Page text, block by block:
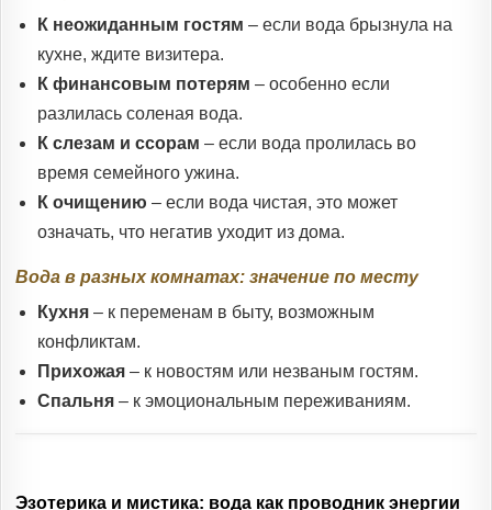
К неожиданным гостям – если вода брызнула на
кухне, ждите визитера.
К финансовым потерям – особенно если
разлилась соленая вода.
К слезам и ссорам – если вода пролилась во
время семейного ужина.
К очищению – если вода чистая, это может
означать, что негатив уходит из дома.
Вода в разных комнатах: значение по месту
Кухня – к переменам в быту, возможным
конфликтам.
Прихожая – к новостям или незваным гостям.
Спальня – к эмоциональным переживаниям.
Эзотерика и мистика: вода как проводник энергии